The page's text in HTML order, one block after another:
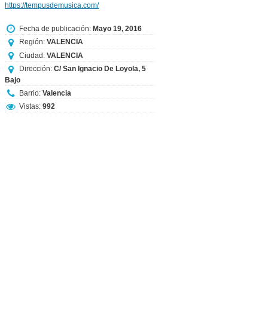
https://tempusdemusica.com/
Fecha de publicación: Mayo 19, 2016
Región: VALENCIA
Ciudad: VALENCIA
Dirección: C/ San Ignacio De Loyola, 5
Bajo
Barrio: Valencia
Vistas: 992